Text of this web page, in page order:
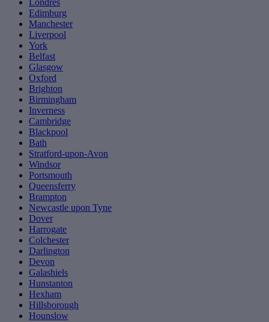
Londres
Edimburg
Manchester
Liverpool
York
Belfast
Glasgow
Oxford
Brighton
Birmingham
Inverness
Cambridge
Blackpool
Bath
Stratford-upon-Avon
Windsor
Portsmouth
Queensferry
Brampton
Newcastle upon Tyne
Dover
Harrogate
Colchester
Darlington
Devon
Galashiels
Hunstanton
Hexham
Hillsborough
Hounslow